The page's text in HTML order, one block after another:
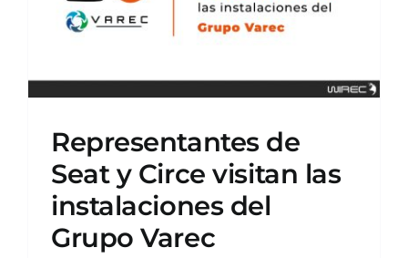
Representantes de
Seat y Circe visitan las
instalaciones del
Grupo Varec